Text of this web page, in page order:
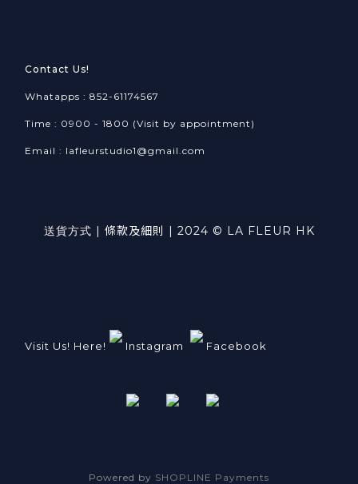
Contact Us!
Whatapps : 852-61174567
Time : 0900 - 1800 (Visit by appointment)
Email : lafleurstudio1@gmail.com
送貨方式 | 條款及細則 | 2024 © LA FLEUR HK
Visit Us! Here! Instagram Facebook
Powered by SHOPLINE Payments